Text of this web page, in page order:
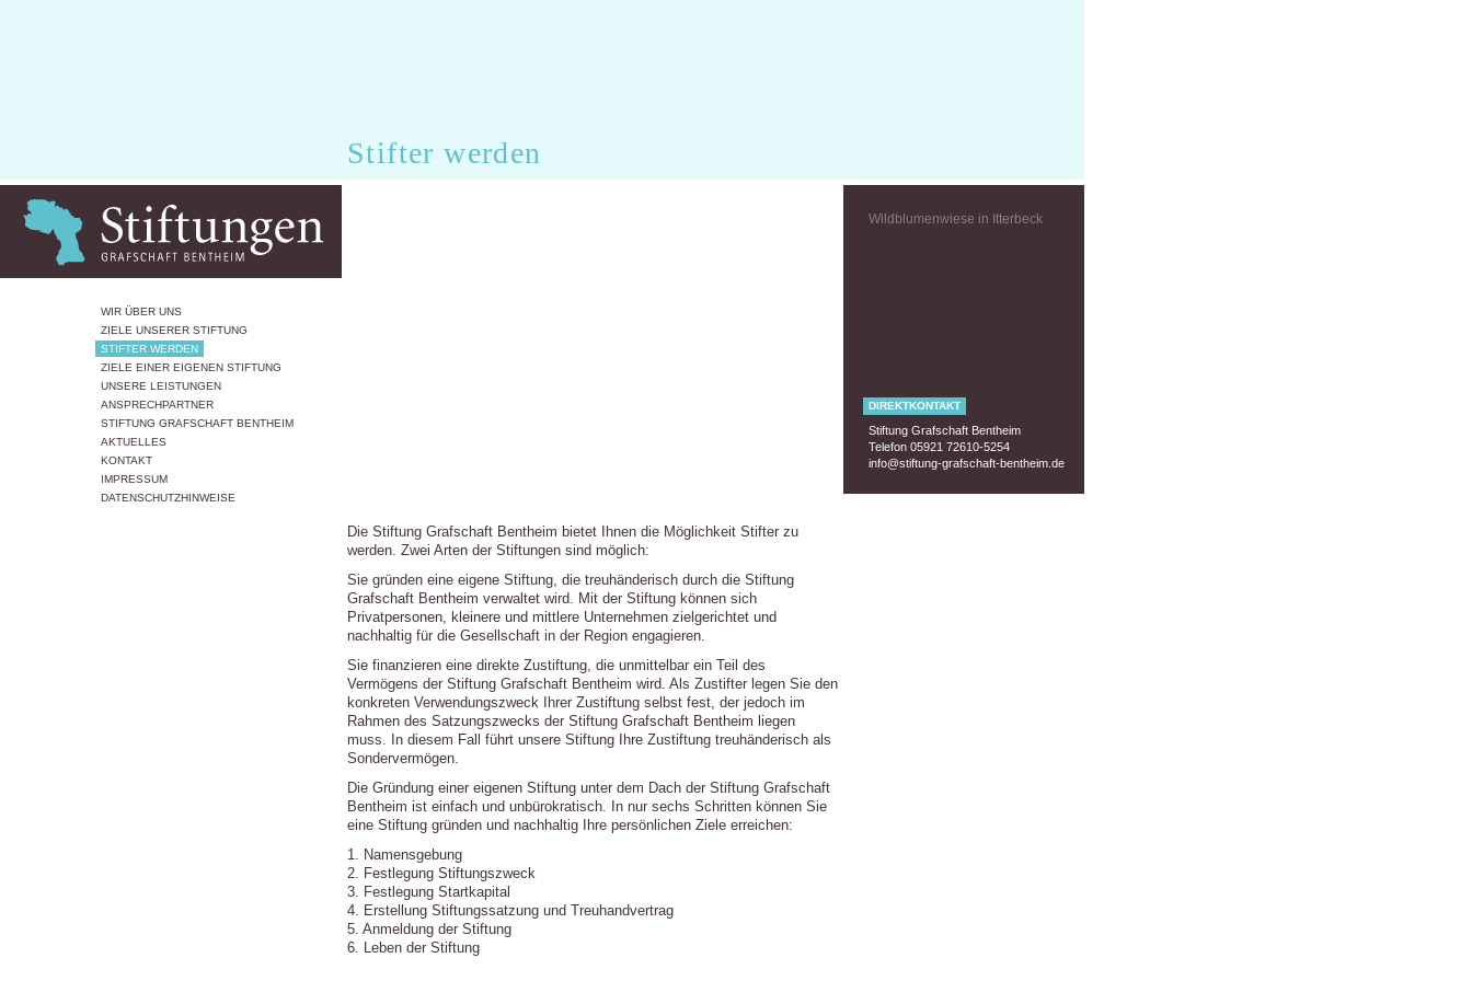
Stifter werden
WIR ÜBER UNS
ZIELE UNSERER STIFTUNG
STIFTER WERDEN
ZIELE EINER EIGENEN STIFTUNG
UNSERE LEISTUNGEN
ANSPRECHPARTNER
STIFTUNG GRAFSCHAFT BENTHEIM
AKTUELLES
KONTAKT
IMPRESSUM
DATENSCHUTZHINWEISE
Die Stiftung Grafschaft Bentheim bietet Ihnen die Möglichkeit Stifter zu
werden. Zwei Arten der Stiftungen sind möglich:
Sie gründen eine eigene Stiftung, die treuhänderisch durch die Stiftung
Grafschaft Bentheim verwaltet wird. Mit der Stiftung können sich
Privatpersonen, kleinere und mittlere Unternehmen zielgerichtet und
nachhaltig für die Gesellschaft in der Region engagieren.
Sie finanzieren eine direkte Zustiftung, die unmittelbar ein Teil des
Vermögens der Stiftung Grafschaft Bentheim wird. Als Zustifter legen Sie den
konkreten Verwendungszweck Ihrer Zustiftung selbst fest, der jedoch im
Rahmen des Satzungszwecks der Stiftung Grafschaft Bentheim liegen
muss. In diesem Fall führt unsere Stiftung Ihre Zustiftung treuhänderisch als
Sondervermögen.
Die Gründung einer eigenen Stiftung unter dem Dach der Stiftung Grafschaft
Bentheim ist einfach und unbürokratisch. In nur sechs Schritten können Sie
eine Stiftung gründen und nachhaltig Ihre persönlichen Ziele erreichen:
1. Namensgebung
2. Festlegung Stiftungszweck
3. Festlegung Startkapital
4. Erstellung Stiftungssatzung und Treuhandvertrag
5. Anmeldung der Stiftung
6. Leben der Stiftung
Wildblumenwiese in Itterbeck
DIREKTKONTAKT
Stiftung Grafschaft Bentheim
Telefon 05921 72610-5254
info@stiftung-grafschaft-bentheim.de